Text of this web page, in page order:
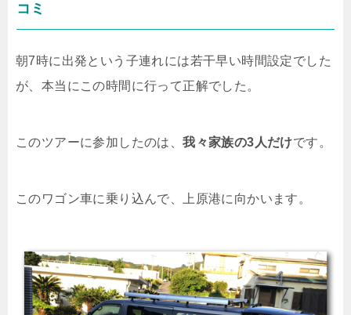
コミ
朝7時に出発という子連れには若干早い時間設定でした
が、本当にこの時間に行って正解でした。
このツアーに参加したのは、我々家族の3人だけです。
このワゴン車に乗り込んで、上原港に向かいます。